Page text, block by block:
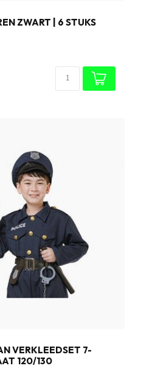
ZWART | 6 STUKS
VERKLEEDSET 7-
120/130